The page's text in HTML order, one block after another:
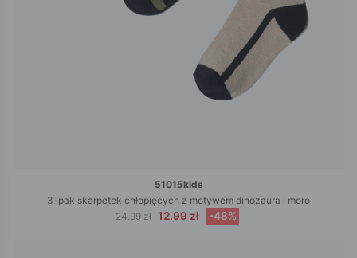
51015kids
3-pak skarpetek chłopięcych z motywem dinozaura i moro
24.99 zł 12.99 zł -48%